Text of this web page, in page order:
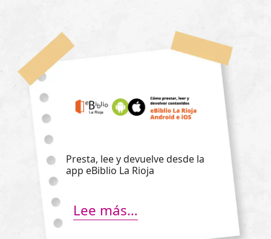
Presta, lee y devuelve desde la
app eBiblio La Rioja
Lee más…